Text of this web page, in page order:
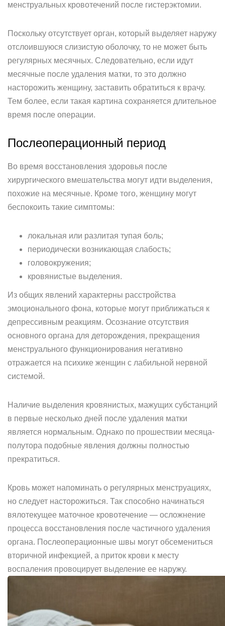
менструальных кровотечений после гистерэктомии.
Поскольку отсутствует орган, который выделяет наружу
отслоившуюся слизистую оболочку, то не может быть
регулярных месячных. Следовательно, если идут
месячные после удаления матки, то это должно
насторожить женщину, заставить обратиться к врачу.
Тем более, если такая картина сохраняется длительное
время после операции.
Послеоперационный период
Во время восстановления здоровья после
хирургического вмешательства могут идти выделения,
похожие на месячные. Кроме того, женщину могут
беспокоить такие симптомы:
локальная или разлитая тупая боль;
периодически возникающая слабость;
головокружения;
кровянистые выделения.
Из общих явлений характерны расстройства
эмоционального фона, которые могут приближаться к
депрессивным реакциям. Осознание отсутствия
основного органа для деторождения, прекращения
менструального функционирования негативно
отражается на психике женщин с лабильной нервной
системой.
Наличие выделения кровянистых, мажущих субстанций
в первые несколько дней после удаления матки
является нормальным. Однако по прошествии месяца-
полутора подобные явления должны полностью
прекратиться.
Кровь может напоминать о регулярных менструациях,
но следует насторожиться. Так способно начинаться
вялотекущее маточное кровотечение — осложнение
процесса восстановления после частичного удаления
органа. Послеоперационные швы могут обсемениться
вторичной инфекцией, а приток крови к месту
воспаления провоцирует выделение ее наружу.